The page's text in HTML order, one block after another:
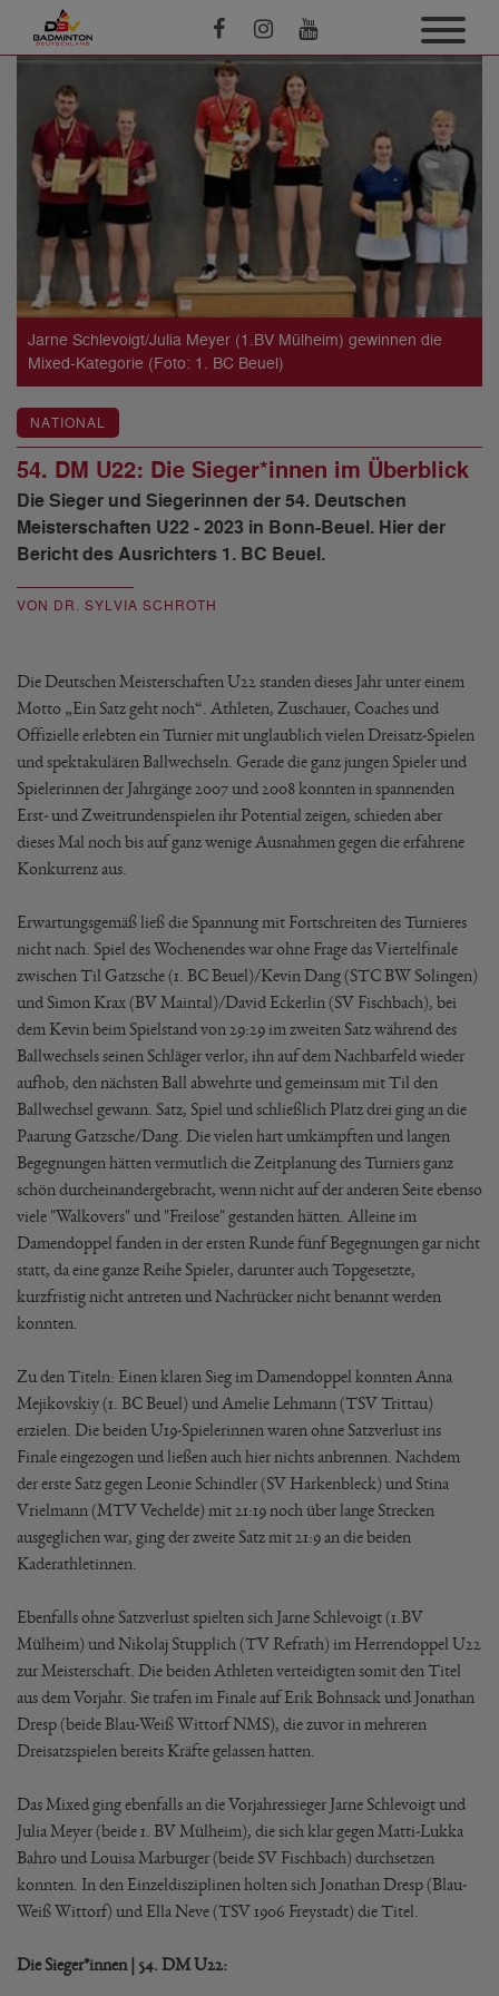
Jarne Schlevoigt/Julia Meyer (1.BV Mülheim) gewinnen die
Mixed-Kategorie (Foto: 1. BC Beuel)
NATIONAL
54. DM U22: Die Sieger*innen im Überblick
Die Sieger und Siegerinnen der 54. Deutschen
Meisterschaften U22 - 2023 in Bonn-Beuel. Hier der
Bericht des Ausrichters 1. BC Beuel.
VON DR. SYLVIA SCHROTH
Die Deutschen Meisterschaften U22 standen dieses Jahr unter einem
Motto „Ein Satz geht noch“. Athleten, Zuschauer, Coaches und
Offizielle erlebten ein Turnier mit unglaublich vielen Dreisatz-Spielen
und spektakulären Ballwechseln. Gerade die ganz jungen Spieler und
Spielerinnen der Jahrgänge 2007 und 2008 konnten in spannenden
Erst- und Zweitrundenspielen ihr Potential zeigen, schieden aber
dieses Mal noch bis auf ganz wenige Ausnahmen gegen die erfahrene
Konkurrenz aus.
Erwartungsgemäß ließ die Spannung mit Fortschreiten des Turnieres
nicht nach. Spiel des Wochenendes war ohne Frage das Viertelfinale
zwischen Til Gatzsche (1. BC Beuel)/Kevin Dang (STC BW Solingen)
und Simon Krax (BV Maintal)/David Eckerlin (SV Fischbach), bei
dem Kevin beim Spielstand von 29:29 im zweiten Satz während des
Ballwechsels seinen Schläger verlor, ihn auf dem Nachbarfeld wieder
aufhob, den nächsten Ball abwehrte und gemeinsam mit Til den
Ballwechsel gewann. Satz, Spiel und schließlich Platz drei ging an die
Paarung Gatzsche/Dang. Die vielen hart umkämpften und langen
Begegnungen hätten vermutlich die Zeitplanung des Turniers ganz
schön durcheinandergebracht, wenn nicht auf der anderen Seite ebenso
viele "Walkovers" und "Freilose" gestanden hätten. Alleine im
Damendoppel fanden in der ersten Runde fünf Begegnungen gar nicht
statt, da eine ganze Reihe Spieler, darunter auch Topgesetzte,
kurzfristig nicht antreten und Nachrücker nicht benannt werden
konnten.
Zu den Titeln: Einen klaren Sieg im Damendoppel konnten Anna
Mejikovskiy (1. BC Beuel) und Amelie Lehmann (TSV Trittau)
erzielen. Die beiden U19-Spielerinnen waren ohne Satzverlust ins
Finale eingezogen und ließen auch hier nichts anbrennen. Nachdem
der erste Satz gegen Leonie Schindler (SV Harkenbleck) und Stina
Vrielmann (MTV Vechelde) mit 21:19 noch über lange Strecken
ausgeglichen war, ging der zweite Satz mit 21:9 an die beiden
Kaderathletinnen.
Ebenfalls ohne Satzverlust spielten sich Jarne Schlevoigt (1.BV
Mülheim) und Nikolaj Stupplich (TV Refrath) im Herrendoppel U22
zur Meisterschaft. Die beiden Athleten verteidigten somit den Titel
aus dem Vorjahr. Sie trafen im Finale auf Erik Bohnsack und Jonathan
Dresp (beide Blau-Weiß Wittorf NMS), die zuvor in mehreren
Dreisatzspielen bereits Kräfte gelassen hatten.
Das Mixed ging ebenfalls an die Vorjahressieger Jarne Schlevoigt und
Julia Meyer (beide 1. BV Mülheim), die sich klar gegen Matti-Lukka
Bahro und Louisa Marburger (beide SV Fischbach) durchsetzen
konnten. In den Einzeldisziplinen holten sich Jonathan Dresp (Blau-
Weiß Wittorf) und Ella Neve (TSV 1906 Freystadt) die Titel.
Die Sieger*innen | 54. DM U22: